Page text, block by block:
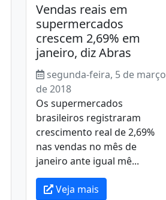
Vendas reais em
supermercados
crescem 2,69% em
janeiro, diz Abras
segunda-feira, 5 de março
de 2018
Os supermercados
brasileiros registraram
crescimento real de 2,69%
nas vendas no mês de
janeiro ante igual mê...
Veja mais